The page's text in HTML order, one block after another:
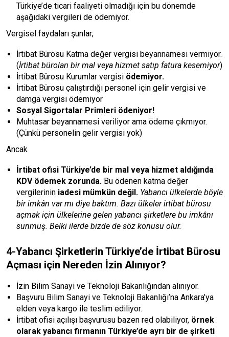
Türkiye’de ticari faaliyeti olmadığı için bu dönemde
aşağıdaki vergileri de ödemiyor.
Vergisel faydaları şunlar;
İrtibat Bürosu Katma değer vergisi beyannamesi vermiyor.
(İrtibat büroları bir mal veya hizmet satıp fatura kesemiyor)
İrtibat Bürosu Kurumlar vergisi ödemiyor.
İrtibat Bürosu çalıştırdığı personel için gelir vergisi ve
damga vergisi ödemiyor
Sosyal Sigortalar Primleri ödeniyor!
Muhtasar beyannamesi veriliyor ama ödeme çıkmıyor.
(Çünkü personelin gelir vergisi yok)
Ancak
İrtibat ofisi Türkiye’de bir mal veya hizmet aldığında
KDV ödemek zorunda. Bu ödenen katma değer
vergilerinin iadesi mümkün değil. Yabancı ülkelerde böyle
bir imkân var mı diye baktım. Bazı ülkeler irtibat bürosu
açmak için ülkelerine gelen yabancı şirketlere bu imkânı
sunmuş. Belki ilerde bizde de söz konusu olur.
4-Yabancı Şirketlerin Türkiye’de İrtibat Bürosu
Açması için Nereden İzin Alınıyor?
İzin Bilim Sanayi ve Teknoloji Bakanlığından alınıyor.
Başvuru Bilim Sanayi ve Teknoloji Bakanlığı’na Ankara’ya
elden veya kargo ile teslim ediliyor.
İrtibat ofisi açılışı başvurusu bazen red olabiliyor, örnek
olarak yabancı firmanın Türkiye’de ayrı bir de şirketi